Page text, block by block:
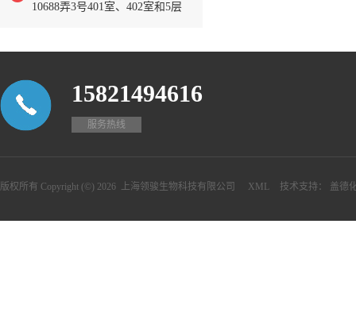
10688弄3号401室、402室和5层
15821494616
服务热线
版权所有 Copyright (©) 2026 上海领骏生物科技有限公司 XML 技术支持： 盖德